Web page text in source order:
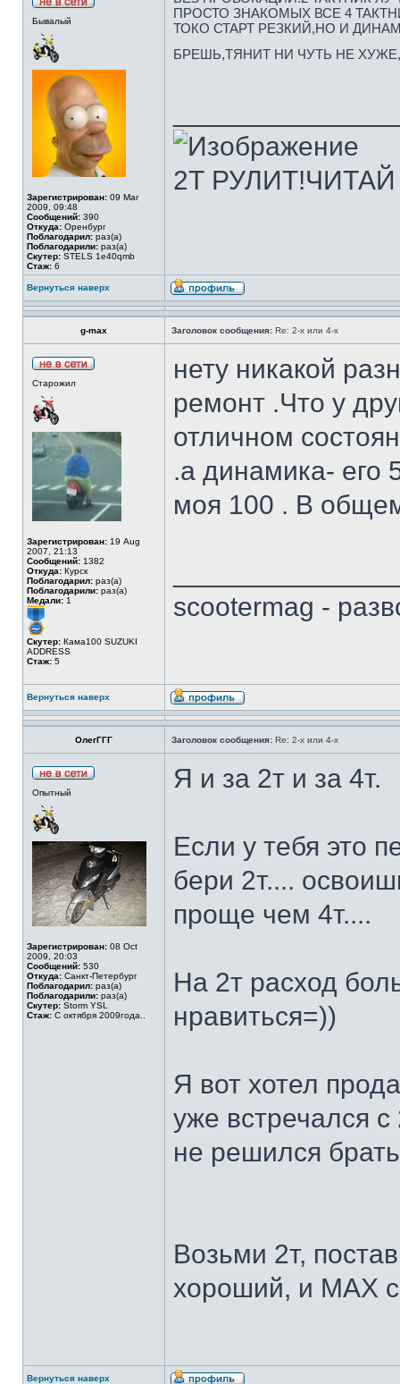
Бывалый
Зарегистрирован: 09 Mar
2009, 09:48
Сообщений: 390
Откуда: Оренбург
Поблагодарил: раз(а)
Поблагодарили: раз(а)
Скутер: STELS 1e40qmb
Стаж: 6
ПРОСТО ЗНАКОМЫХ ВСЕ 4
ТОКО СТАРТ РЕЗКИЙ,НО И
БРЕШЬ,ТЯНИТ НИ ЧУТЬ НЕ
2Т
Вернуться наверх
g-max Заголовок сообщения: Re: 2-х или 4-х
Старожил
Зарегистрирован: 19 Aug
2007, 21:13
Сообщений: 1382
Откуда: Курск
Поблагодарил: раз(а)
Поблагодарили: раз(а)
Медали: 1
Скутер: Кама100 SUZUKI
ADDRESS
Стаж: 5
нету никакой
ремонт .Что у
отличном
.а динамика- его
моя 100 . В
scootermag -
Вернуться наверх
ОлегГГГ Заголовок сообщения: Re: 2-х или 4-х
Опытный
Зарегистрирован: 08 Oct
2009, 20:03
Сообщений: 530
Откуда: Санкт-Петербург
Поблагодарил: раз(а)
Поблагодарили: раз(а)
Скутер: Storm YSL
Стаж: С октября 2009года..
Я и за 2т и за 4т.
Если у тебя это
бери 2т....
проще чем 4т....
На 2т расход
нравиться=))
Я вот хотел
уже встречался
не решился
Возьми 2т,
хороший, и МАХ
Вернуться наверх